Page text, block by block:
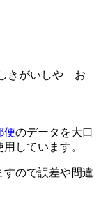
きがいしや お
便のデータを大口
しています。
ので誤差や間違